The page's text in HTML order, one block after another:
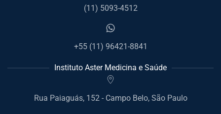
(11) 5093-4512
+55 (11) 96421-8841
Instituto Aster Medicina e Saúde
Rua Paiaguás, 152 - Campo Belo, São Paulo